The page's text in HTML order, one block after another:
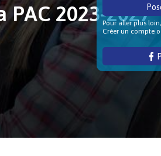
2023-2027
Pour aller plus
Créer un compte